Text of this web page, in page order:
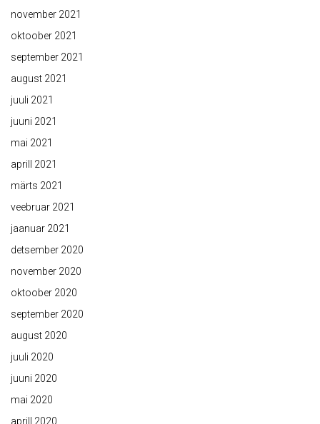
november 2021
oktoober 2021
september 2021
august 2021
juuli 2021
juuni 2021
mai 2021
aprill 2021
märts 2021
veebruar 2021
jaanuar 2021
detsember 2020
november 2020
oktoober 2020
september 2020
august 2020
juuli 2020
juuni 2020
mai 2020
aprill 2020